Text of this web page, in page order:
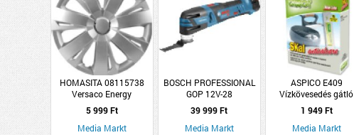
HOMASITA 08115738
Versaco Energy
dísztárcsa szett, 14""-os
méretben, ezüst, 4 db
5 999 Ft
Media Markt
BOSCH PROFESSIONAL
GOP 12V-28
Multifunkciós szerszám -
06018B5001
39 999 Ft
Media Markt
ASPICO E409
Vízkövesedés gátló
folyadék
1 949 Ft
Media Markt